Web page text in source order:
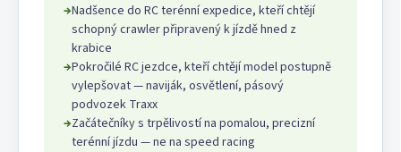
→Nadšence do RC terénní expedice, kteří chtějí
schopný crawler připravený k jízdě hned z
krabice
→Pokročilé RC jezdce, kteří chtějí model postupně
vylepšovat — naviják, osvětlení, pásový
podvozek Traxx
→Začátečníky s trpělivostí na pomalou, precizní
terénní jízdu — ne na speed racing